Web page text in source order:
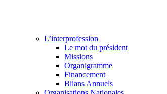
L’interprofession
Le mot du président
Missions
Organigramme
Financement
Bilans Annuels